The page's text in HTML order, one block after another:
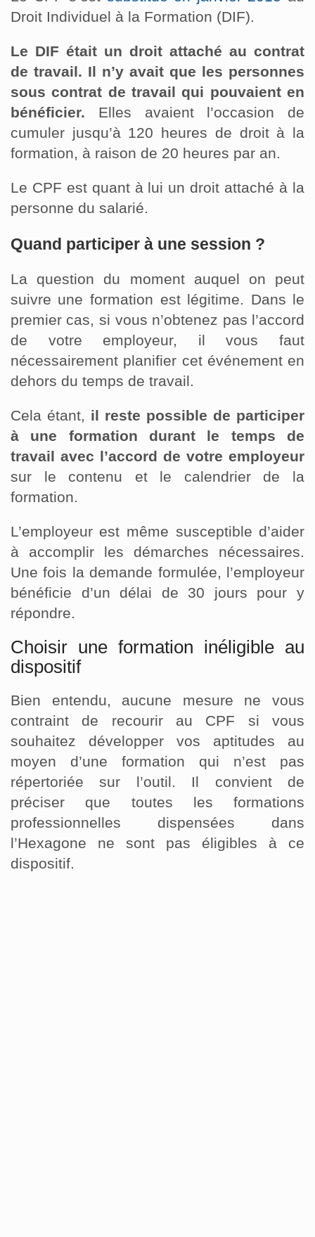
Droit Individuel à la Formation (DIF).
Le DIF était un droit attaché au contrat
de travail. Il n’y avait que les personnes
sous contrat de travail qui pouvaient en
bénéficier. Elles avaient l’occasion de
cumuler jusqu’à 120 heures de droit à la
formation, à raison de 20 heures par an.
Le CPF est quant à lui un droit attaché à la
personne du salarié.
Quand participer à une session ?
La question du moment auquel on peut
suivre une formation est légitime. Dans le
premier cas, si vous n’obtenez pas l’accord
de votre employeur, il vous faut
nécessairement planifier cet événement en
dehors du temps de travail.
Cela étant, il reste possible de participer
à une formation durant le temps de
travail avec l’accord de votre employeur
sur le contenu et le calendrier de la
formation.
L’employeur est même susceptible d’aider
à accomplir les démarches nécessaires.
Une fois la demande formulée, l’employeur
bénéficie d’un délai de 30 jours pour y
répondre.
Choisir une formation inéligible au
dispositif
Bien entendu, aucune mesure ne vous
contraint de recourir au CPF si vous
souhaitez développer vos aptitudes au
moyen d’une formation qui n’est pas
répertoriée sur l’outil. Il convient de
préciser que toutes les formations
professionnelles dispensées dans
l’Hexagone ne sont pas éligibles à ce
dispositif.